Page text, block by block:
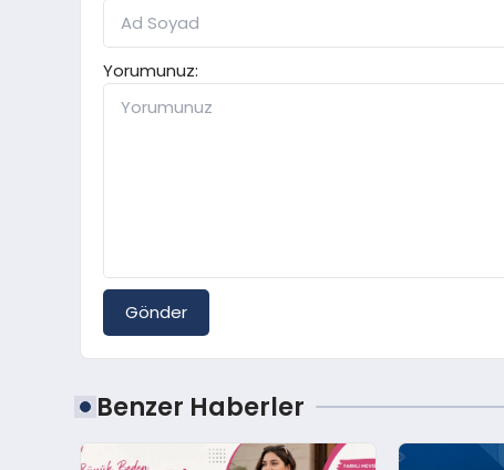
Yorumunuz:
Gönder
Benzer Haberler